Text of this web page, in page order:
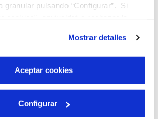
granular pulsando “Configurar”. Si
para que el sitio web funcione y que
desactivar. Puedes consultar
en nuestraPolítica de Cookies
Mostrar detalles
Aceptar cookies
Configurar
nostre programa de Beques
brillants que vulguin cursar estudis